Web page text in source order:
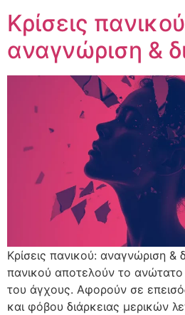
Κρίσεις
αναγνώριση &
Κρίσεις πανικού: αναγνώριση &
πανικού αποτελούν το
του άγχους. Αφορούν σε
και φόβου διάρκειας μερικών